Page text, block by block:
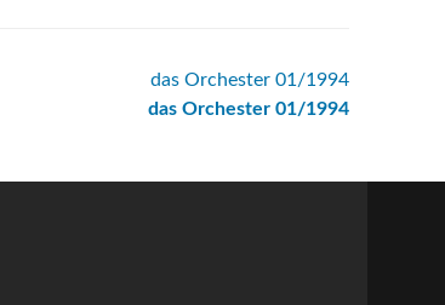
das Orchester 01/1994
das Orchester 01/1994